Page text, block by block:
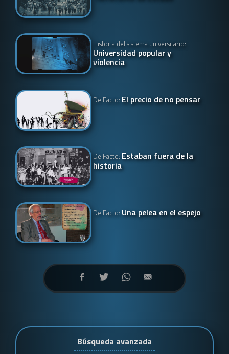
Historia del sistema universitario:
Universidad popular y
violencia
De Facto: El precio de no pensar
De Facto: Estaban fuera de la
historia
De Facto: Una pelea en el espejo
Búsqueda avanzada